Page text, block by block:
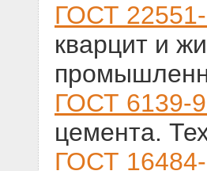
ГОСТ
кварцит и
ГОСТ 6139-
цемента.
ГОСТ